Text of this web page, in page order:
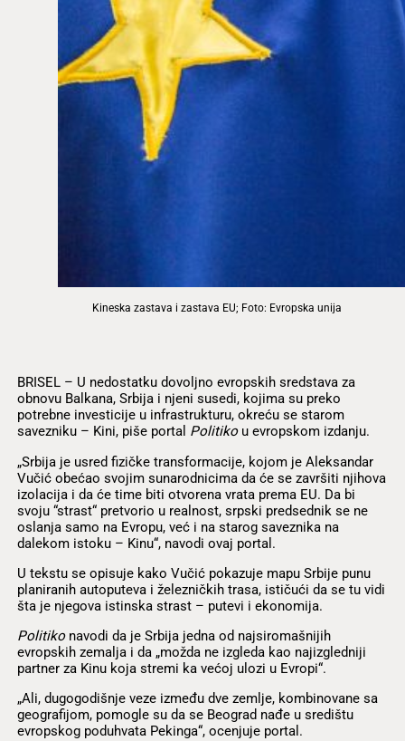
Kineska zastava i zastava EU; Foto: Evropska unija
BRISEL – U nedostatku dovoljno evropskih sredstava za
obnovu Balkana, Srbija i njeni susedi, kojima su preko
potrebne investicije u infrastrukturu, okreću se starom
savezniku – Kini, piše portal Politikou evropskom izdanju.
„Srbija je usred fizičke transformacije, kojom je Aleksandar
Vučić obećao svojim sunarodnicima da će se završiti njihova
izolacija i da će time biti otvorena vrata prema EU. Da bi
svoju “strast“ pretvorio u realnost, srpski predsednik se ne
oslanja samo na Evropu, već i na starog saveznika na
dalekom istoku – Kinu“, navodi ovaj portal.
U tekstu se opisuje kako Vučić pokazuje mapu Srbije punu
planiranih autoputeva i železničkih trasa, ističući da se tu vidi
šta je njegova istinska strast – putevi i ekonomija.
Politikonavodi da je Srbija jedna od najsiromašnijih
evropskih zemalja i da „možda ne izgleda kao najizgledniji
partner za Kinu koja stremi ka većoj ulozi u Evropi“.
„Ali, dugogodišnje veze između dve zemlje, kombinovane sa
geografijom, pomogle su da se Beograd nađe u središtu
evropskog poduhvata Pekinga“, ocenjuje portal.